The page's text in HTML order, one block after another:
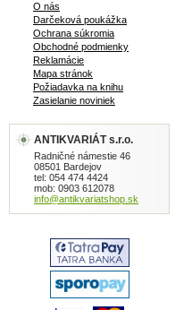
O nás
Darčeková poukážka
Ochrana súkromia
Obchodné podmienky
Reklamácie
Mapa stránok
Požiadavka na knihu
Zasielanie noviniek
ANTIKVARIÁT s.r.o.
Radničné námestie 46
08501 Bardejov
tel: 054 474 4424
mob: 0903 612078
info@antikvariatshop.sk